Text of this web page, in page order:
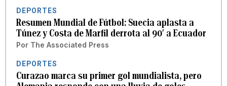
DEPORTES
Resumen Mundial de Fútbol: Suecia aplasta a
Túnez y Costa de Marfil derrota al 90′ a Ecuador
Por The Associated Press
DEPORTES
Curazao marca su primer gol mundialista, pero